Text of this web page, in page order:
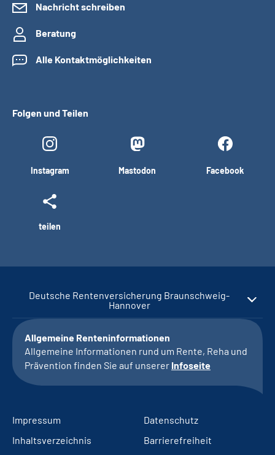
Nachricht schreiben
Beratung
Alle Kontaktmöglichkeiten
Folgen und Teilen
Instagram Mastodon Facebook
teilen
Deutsche Rentenversicherung Braunschweig-
Hannover
Allgemeine Renteninformationen
Allgemeine Informationen rund um Rente, Reha und
Prävention finden Sie auf unserer Infoseite
Impressum
Datenschutz
Inhaltsverzeichnis
Barrierefreiheit